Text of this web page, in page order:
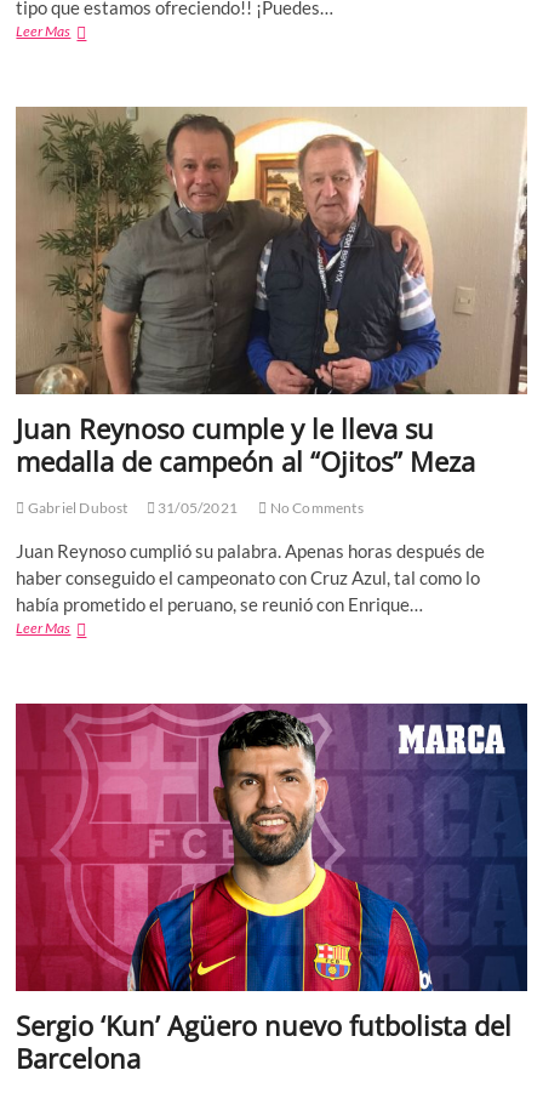
tipo que estamos ofreciendo!! ¡Puedes…
Leer MasEx
Madrid,
Mesut
Ozil,
Eva
Longoria
y
otros
más,
son
algunos
de
los
propietarios
Necaxa
Juan Reynoso cumple y le lleva su
medalla de campeón al “Ojitos” Meza
Gabriel Dubost 31/05/2021 No Comments
Juan Reynoso cumplió su palabra. Apenas horas después de
haber conseguido el campeonato con Cruz Azul, tal como lo
había prometido el peruano, se reunió con Enrique…
Leer MasJuan
le
lleva
su
medalla
de
campeón
“Ojitos”
Meza
Sergio ‘Kun’ Agüero nuevo futbolista del
Barcelona